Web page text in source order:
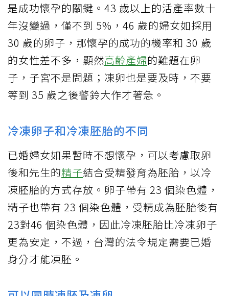
是成功懷孕的關鍵。43 歲以上的活產率數十
年沒變過，僅不到 5%，46 歲的婦女如採用
30 歲的卵子，那懷孕的成功的機率和 30 歲
的女性差不多，顯然高齡產婦的難題在卵
子，子宮不是問題；凍卵也是要及時，不要
等到 35 歲之後警鈴大作才著急。
冷凍卵子和冷凍胚胎的不同
已婚婦女如果暫時不想懷孕，可以考慮取卵
後和先生的精子結合受精發育為胚胎，以冷
凍胚胎的方式存放。卵子帶有 23 個染色體，
精子也帶有 23 個染色體，受精成為胚胎後有
23對46 個染色體，因此冷凍胚胎比冷凍卵子
更為安定，不過，台灣的法令規定需要已婚
身分才能凍胚。